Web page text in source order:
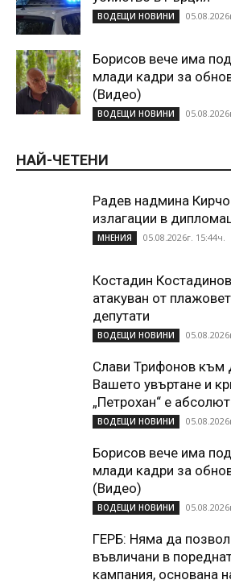
ВОДЕЩИ НОВИНИ
Борисов вече има
млади кадри за
(Видео)
ВОДЕЩИ НОВИНИ
НАЙ-ЧЕТЕНИ
Радев надмина
излагации в
МНЕНИЯ 05.08.2026г. 15:44ч.
Костадин
атакуван от
депутати
ВОДЕЩИ НОВИНИ
Слави Трифонов
Вашето увъртане и
„Петрохан“ е
ВОДЕЩИ НОВИНИ
Борисов вече има
млади кадри за
(Видео)
ВОДЕЩИ НОВИНИ
ГЕРБ: Няма да
въвличани в
кампания, основана